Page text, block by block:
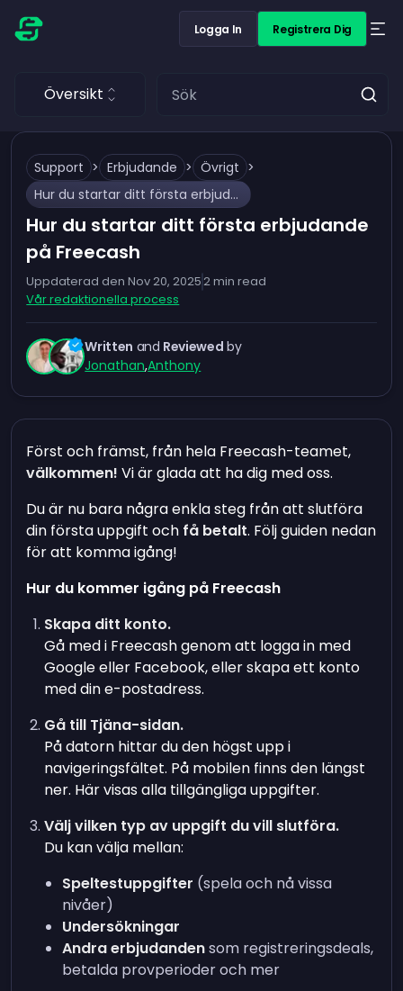
Logga In Registrera Dig
Översikt
Support > Erbjudande > Övrigt >
Hur du startar ditt första erbjudande på Freecash
Hur du startar ditt första erbjudande
på Freecash
Uppdaterad den Nov 20, 20252min read
Vår redaktionella process
Written and Reviewed by
Jonathan,Anthony
Först och främst, från hela Freecash-teamet,
välkommen! Vi är glada att ha dig med oss.
Du är nu bara några enkla steg från att slutföra
din första uppgift och få betalt. Följ guiden nedan
för att komma igång!
Hur du kommer igång på Freecash
Skapa ditt konto.
Gå med i Freecash genom att logga in med
Google eller Facebook, eller skapa ett konto
med din e-postadress.
Gå till Tjäna-sidan.
På datorn hittar du den högst upp i
navigeringsfältet. På mobilen finns den längst
ner. Här visas alla tillgängliga uppgifter.
Välj vilken typ av uppgift du vill slutföra.
Du kan välja mellan:
Speltestuppgifter (spela och nå vissa
nivåer)
Undersökningar
Andra erbjudandensom registreringsdeals,
betalda provperioder och mer